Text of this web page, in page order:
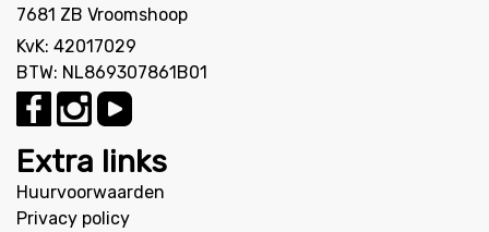
7681 ZB Vroomshoop
KvK: 42017029
BTW: NL869307861B01
Extra links
Huurvoorwaarden
Privacy policy